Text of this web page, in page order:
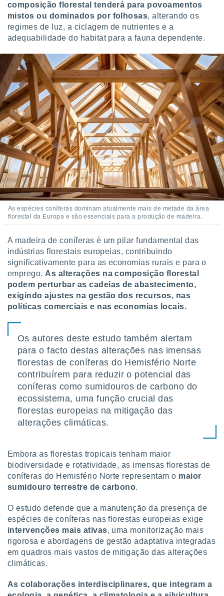
composição florestal tenderá para povoamentos
mistos ou dominados por folhosas, alterando os
regimes de luz, a ciclagem de nutrientes e a
adequabilidade do habitat para a fauna dependente.
As espécies coníferas dominam atualmente mais de metade da área
florestal da Europa e são essenciais para a produção de madeira.
A madeira de coníferas é um pilar fundamental das
indústrias florestais europeias, contribuindo
significativamente para as economias rurais e para o
emprego. As alterações na composição florestal
podem perturbar as cadeias de abastecimento,
exigindo ajustes na gestão dos recursos, nas
políticas comerciais e nas economias locais.
Os autores deste estudo também alertam
para o facto destas alterações nas imensas
florestas de coníferas do Hemisfério Norte
contribuírem para reduzir o potencial das
coníferas como sumidouros de carbono do
ecossistema, uma função crucial das
florestas europeias na mitigação das
alterações climáticas.
Embora as florestas tropicais tenham maior
biodiversidade e rotatividade, as imensas florestas de
coníferas do Hemisfério Norte representam o maior
sumidouro terrestre de carbono.
O estudo defende que a manutenção da presença de
espécies de coníferas nas florestas europeias exige
intervenções mais ativas, uma monitorização mais
rigorosa e abordagens de gestão adaptativa integradas
em quadros mais vastos de mitigação das alterações
climáticas.
As colaborações interdisciplinares, que integram a